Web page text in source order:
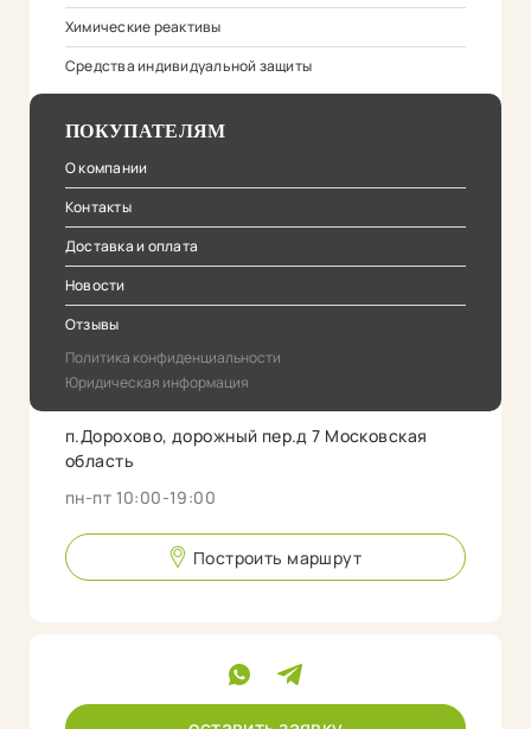
Химические реактивы
Средства индивидуальной защиты
ПОКУПАТЕЛЯМ
О компании
Контакты
Доставка и оплата
Новости
Отзывы
Политика конфиденциальности
Юридическая информация
п.Дорохово, дорожный пер.д 7 Московская
область
пн-пт 10:00-19:00
Построить маршрут